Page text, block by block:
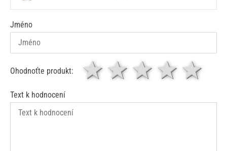
Jméno
Ohodnoťte produkt: 4
3
2 hvězdy
1 hvězda
Text k hodnocení